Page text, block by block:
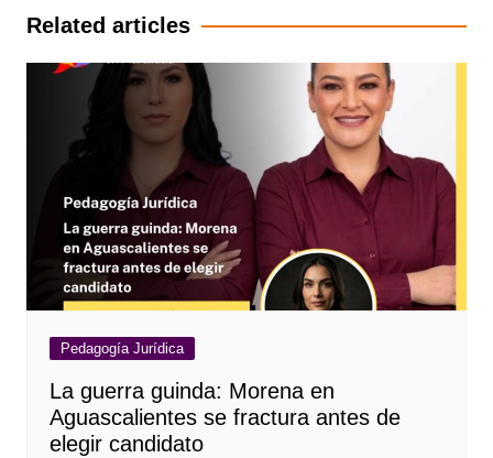
entradas
Related articles
Pedagogía Jurídica
La guerra guinda: Morena en
Aguascalientes se fractura antes de
elegir candidato